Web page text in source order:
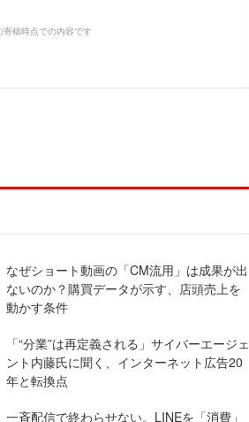
稿時点での内容です
なぜショート動画の「CM流用」は成果が出
ないのか？購買データが示す、店頭売上を
動かす条件
「“分業”は再定義される」サイバーエージェ
ント内藤氏に聞く、インターネット広告20
年と転換点
一斉配信で終わらせない。LINEを「消費」